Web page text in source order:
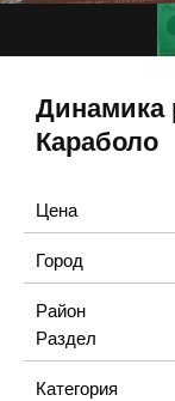
Динамика
Караболо
Цена
Город
Район
Раздел
Категория